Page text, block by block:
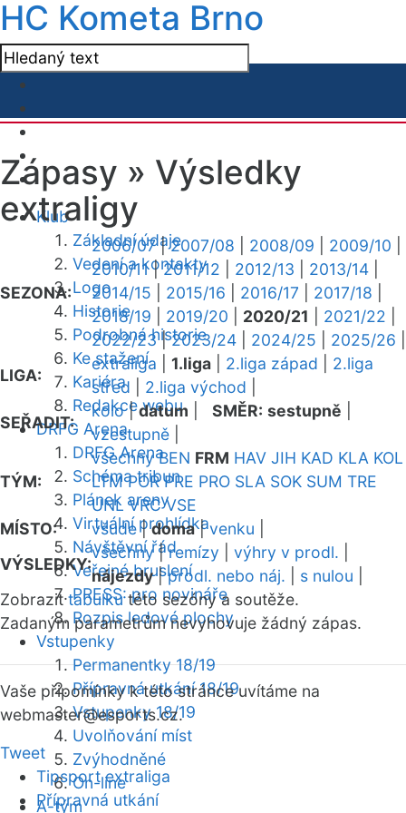
HC Kometa Brno
Klub
Základní údaje
Vedení a kontakty
Logo
Historie
Podrobná historie
Ke stažení
Kariéra
Redakce webu
DRFG Arena
DRFG Arena
Schéma tribun
Plánek areny
Virtuální prohlídka
Návštěvní řád
Veřejné bruslení
PRESS: pro novináře
Rozpis ledové plochy
Vstupenky
Permanentky 18/19
Přípravná utkání 18/19
Vstupenky 18/19
Uvolňování míst
Zvýhodněné
On-line
A-tým
Zápasy » Výsledky
extraligy
SEZONA:
2006/07|2007/08 2008/09 2009/10
2010/11|2011/12 2012/13 2013/14
2014/15
2015/16 2016/17 2017/18
2018/19
2019/20 2020/21 2021/22
2022/23|2023/24 2024/25 2025/26
LIGA:
extraliga 1.liga 2.liga západ
2.liga
střed
2.liga východ
SEŘADIT:
kolo|datum SMĚR: sestupně
vzestupně
TÝM:
všechny BEN FRM HAV JIH KAD KLA KOL
LTM POR PRE PRO SLA SOK SUM TRE
UNL VRC VSE
MÍSTO:
všude|doma|venku
VÝSLEDKY:
všechny|remízy výhry v prodl.
nájezdy|prodl. nebo náj. s nulou
Zobrazittabulkutéto sezóny a soutěže.
Zadaným parametrům nevyhovuje žádný zápas.
Vaše připomínky k této stránce uvítáme na
webmaster@esports.cz.
Tweet
Tipsport extraliga
Přípravná utkání